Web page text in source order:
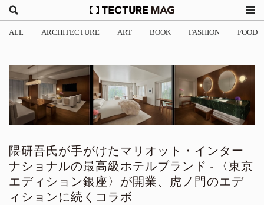
ALL ARCHITECTURE ART BOOK FASHION FOOD
隈研吾氏が手がけたマリオット・インター
ナショナルの最高級ホテルブランド - 〈東京
エディション銀座〉が開業、虎ノ門のエデ
ィションに続くコラボ